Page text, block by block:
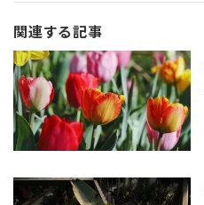
関連する記事